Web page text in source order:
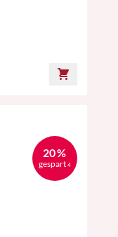
zzgl. Versand
20 %
gespart 4